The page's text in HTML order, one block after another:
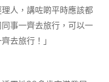
人，講咗啲平時應該都
事一齊去旅行，可以一
去旅行！」